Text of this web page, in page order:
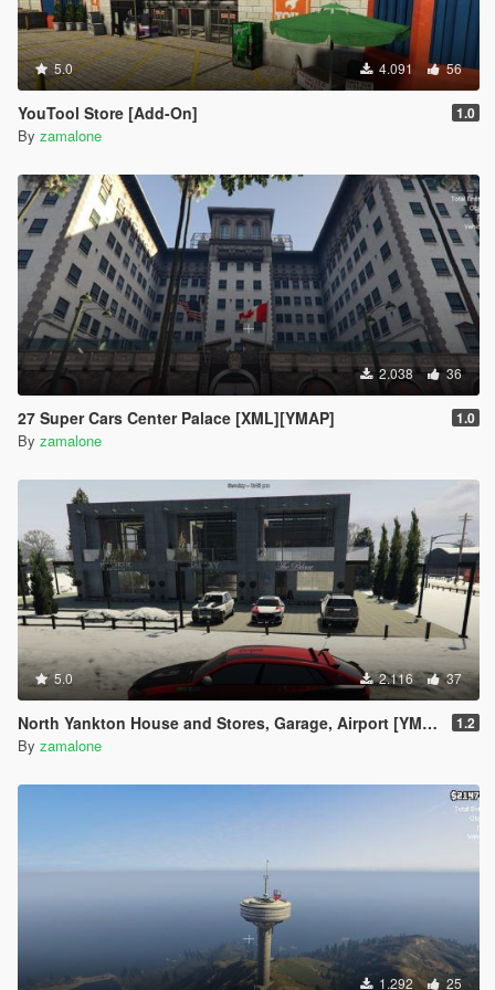
5.0 4.091 56
YouTool Store [Add-On] 1.0
By zamalone
2.038 36
27 Super Cars Center Palace [XML][YMAP] 1.0
By zamalone
5.0 2.116 37
North Yankton House and Stores, Garage, Airport [YMAP][Map Builder] 1.2
By zamalone
1.292 25